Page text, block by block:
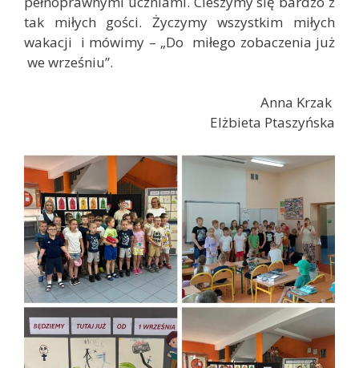
tak miłych gości. Życzymy wszystkim miłych
wakacji i mówimy – „Do miłego zobaczenia już
we wrześniu”.
Anna Krzak
Elżbieta Ptaszyńska